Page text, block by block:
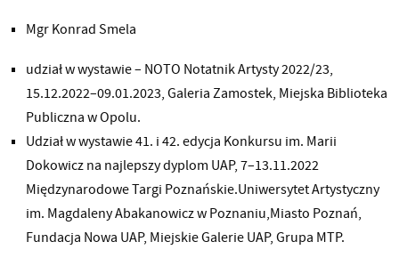
Mgr Konrad Smela
udział w wystawie – NOTO Notatnik Artysty 2022/23,
15.12.2022–09.01.2023, Galeria Zamostek, Miejska Biblioteka
Publiczna w Opolu.
Udział w wystawie 41. i 42. edycja Konkursu im. Marii
Dokowicz na najlepszy dyplom UAP, 7–13.11.2022
Międzynarodowe Targi Poznańskie.Uniwersytet Artystyczny
im. Magdaleny Abakanowicz w Poznaniu,Miasto Poznań,
Fundacja Nowa UAP, Miejskie Galerie UAP, Grupa MTP.